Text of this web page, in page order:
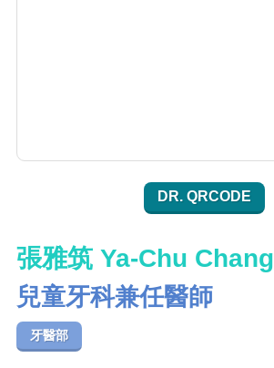
DR. QRCODE
張雅筑 Ya-Chu Chang
兒童牙科兼任醫師
牙醫部